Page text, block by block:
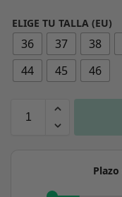
ELIGE TU TALLA (EU)
36 37 38
44
45 46